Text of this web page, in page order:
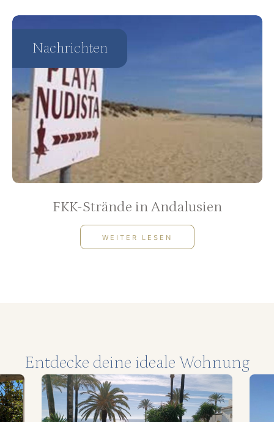
Nachrichten
FKK-Strände in Andalusien
WEITER LESEN
Entdecke deine ideale Wohnung